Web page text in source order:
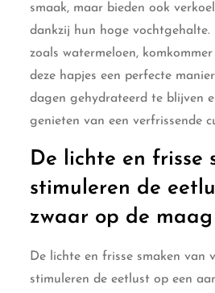
smaak, maar bieden ook
dankzij hun hoge
zoals watermeloen,
deze hapjes een perfecte
dagen gehydrateerd te blijven
genieten van een verfrissende
De lichte en frisse
stimuleren de
zwaar op de
De lichte en frisse smaken van
stimuleren de eetlust op een